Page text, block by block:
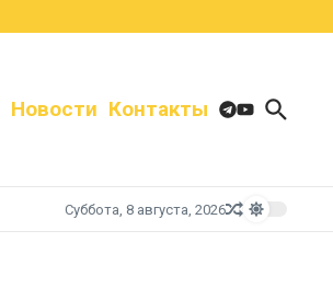
Новости Контакты
Суббота, 8 августа, 2026